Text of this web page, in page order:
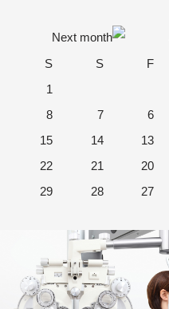
F
S
S
1
6
7
8
13
14
15
20
21
22
27
28
29